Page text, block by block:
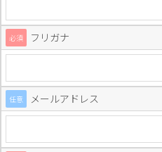
必須 フリガナ
任意 メールアドレス